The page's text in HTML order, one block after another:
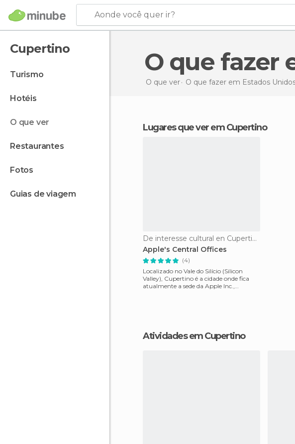
Aonde você quer ir?
Cupertino
turismo
hotéis
o que ver
restaurantes
fotos
guias de viagem
O que
O que ver O que fazer em Estados
Lugares que ver em Cupertino
De interesse cultural en Cupertino
Apple's Central Offices
(4)
Localizado no Vale do Silício (Silicon
Valley), Cupertino é a cidade onde fica
atualmente a sede da Apple Inc.,
Atividades em Cupertino